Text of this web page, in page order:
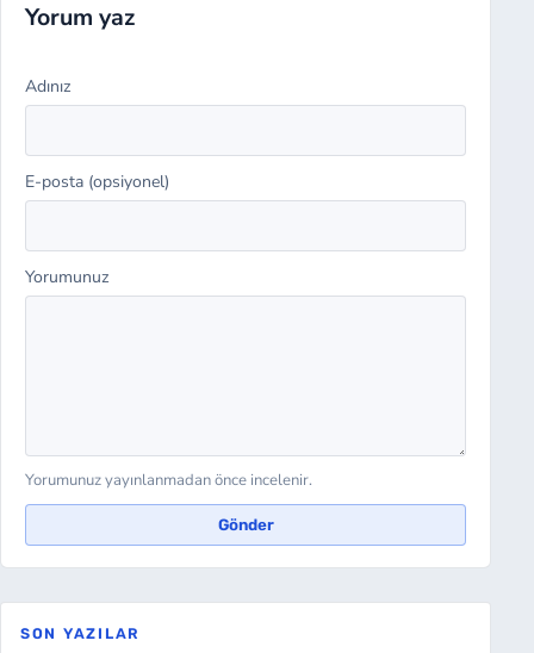
SON YAZILAR
Yorum yaz
Adınız
E-posta (opsiyonel)
Yorumunuz
Yorumunuz yayınlanmadan önce incelenir.
Gönder